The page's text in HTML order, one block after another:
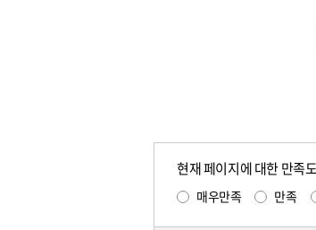
현재 페이지에 대한 만족
매우만족 만족